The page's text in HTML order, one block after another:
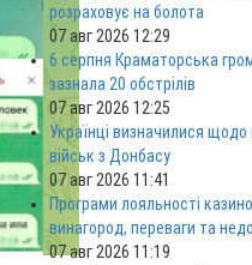
розраховує на болота
07 авг 2026 12:29
6 серпня Краматорська
зазнала 20 обстрілів
07 авг 2026 12:25
Українці визначилися щодо
військ з Донбасу
07 авг 2026 11:41
Програми лояльності
винагород, переваги та
07 авг 2026 11:19